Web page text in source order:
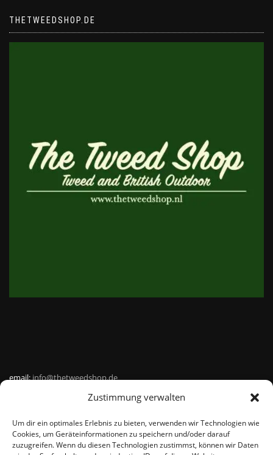
Zustimmung verwalten
Um dir ein optimales Erlebnis zu bieten, verwenden wir Technologien wie
Cookies, um Geräteinformationen zu speichern und/oder darauf
zuzugreifen. Wenn du diesen Technologien zustimmst, können wir Daten
THETWEEDSHOP.DE
email:info@thetweedshop.de
Kvk Nummer: 88959732
MWSnr: NL864836247B01